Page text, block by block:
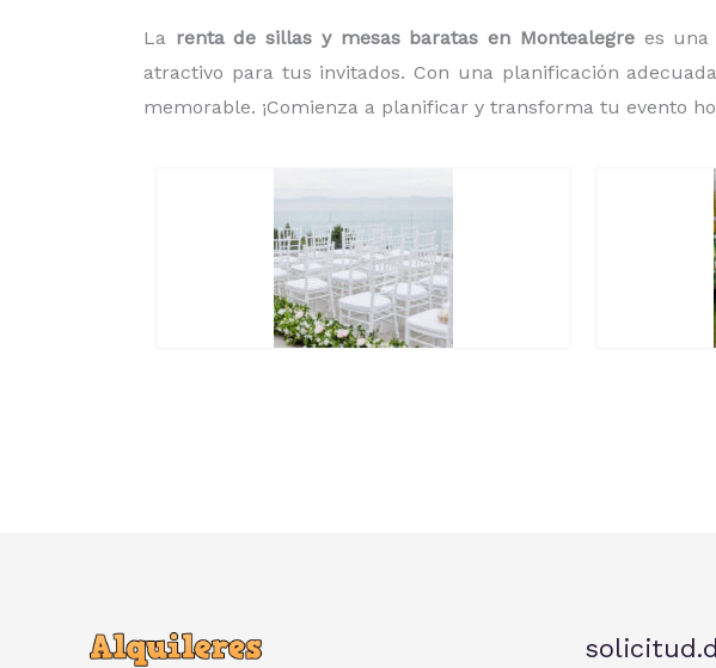
La renta de sillas y mesas baratas en Montealegre es
atractivo para tus invitados. Con una planificación
memorable. ¡Comienza a planificar y transforma tu evento